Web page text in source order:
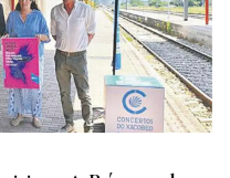
a 2028 es crecer
y para el equipo